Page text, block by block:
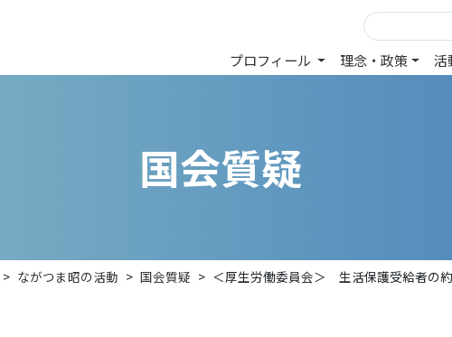
プロフィール 理念・政策 活
国会質疑
> ながつま昭の活動 > 国会質疑 > ＜厚生労働委員会＞ 生活保護受給者の